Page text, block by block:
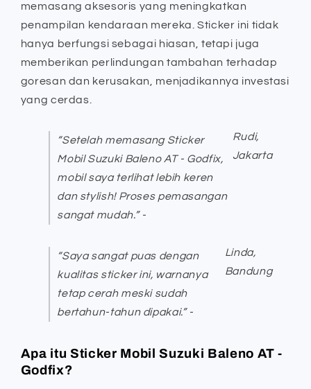
memasang aksesoris yang meningkatkan
penampilan kendaraan mereka. Sticker ini tidak
hanya berfungsi sebagai hiasan, tetapi juga
memberikan perlindungan tambahan terhadap
goresan dan kerusakan, menjadikannya investasi
yang cerdas.
“Setelah memasang Sticker
Mobil Suzuki Baleno AT - Godfix,
mobil saya terlihat lebih keren
dan stylish! Proses pemasangan
sangat mudah.” -
Rudi,
Jakarta
“Saya sangat puas dengan
kualitas sticker ini, warnanya
tetap cerah meski sudah
bertahun-tahun dipakai.” -
Linda,
Bandung
Apa itu Sticker Mobil Suzuki Baleno AT -
Godfix?